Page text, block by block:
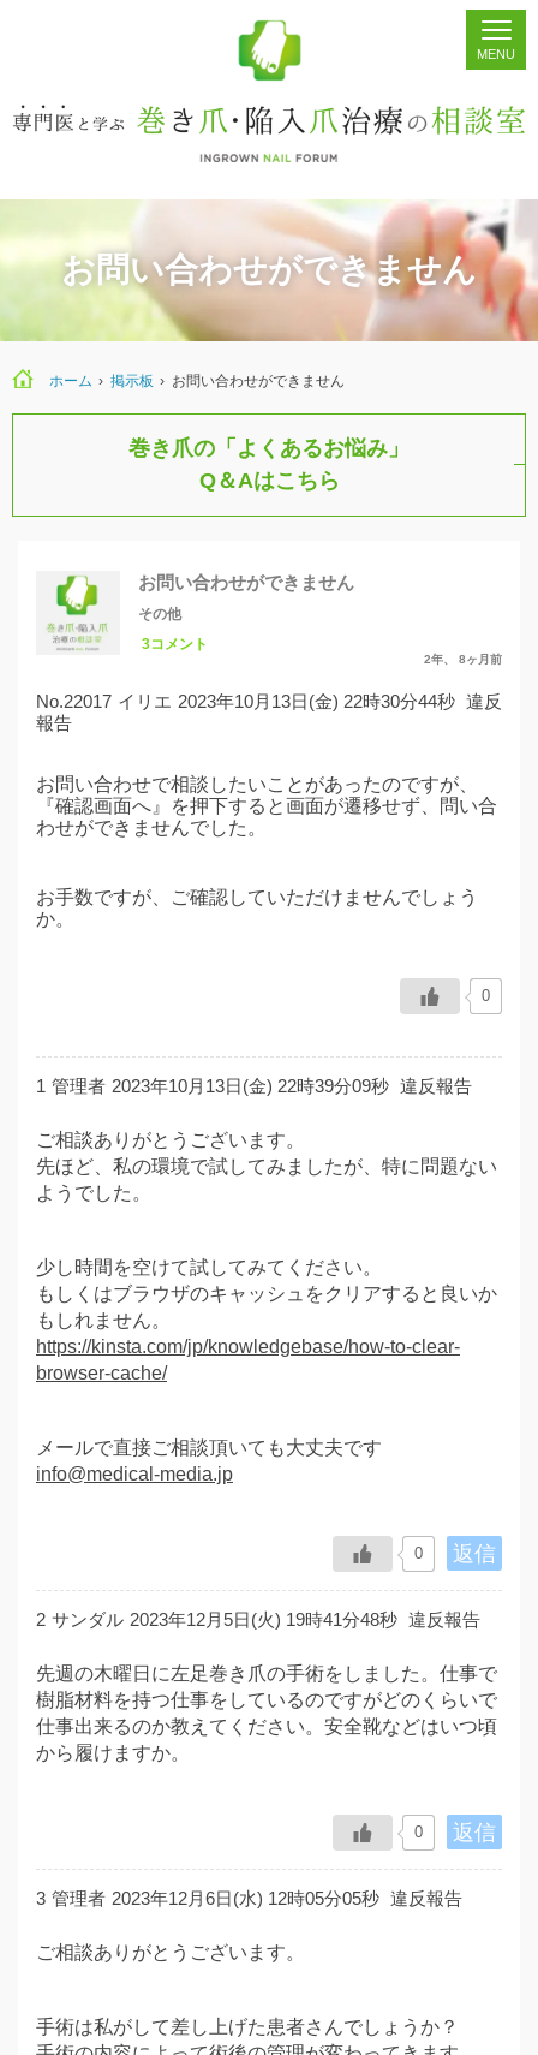
シェア 掲示板 検索
お問い合わせができません
ホーム › › お問い合わせができません
巻き爪の「よくあるお悩み」
Q＆Aはこちら
お問い合わせができません
その他
3コメント
2年、 8ヶ月前
No.22017 イリエ 2023年10月13日(金) 22時30分44秒 違反
報告
お問い合わせで相談したいことがあったのですが、
『確認画面へ』を押下すると画面が遷移せず、問い合
わせができませんでした。
お手数ですが、ご確認していただけませんでしょう
か。
0
1 管理者 2023年10月13日(金) 22時39分09秒 違反報告
ご相談ありがとうございます。
先ほど、私の環境で試してみましたが、特に問題ない
ようでした。
少し時間を空けて試してみてください。
もしくはブラウザのキャッシュをクリアすると良いか
もしれません。
https://kinsta.com/jp/knowledgebase/how-to-clear-
browser-cache/
メールで直接ご相談頂いても大丈夫です
info@medical-media.jp
返信
0
2 サンダル 2023年12月5日(火) 19時41分48秒 違反報告
先週の木曜日に左足巻き爪の手術をしました。仕事で
樹脂材料を持つ仕事をしているのですがどのくらいで
仕事出来るのか教えてください。安全靴などはいつ頃
から履けますか。
返信
0
3 管理者 2023年12月6日(水) 12時05分05秒 違反報告
ご相談ありがとうございます。
手術は私がして差し上げた患者さんでしょうか？